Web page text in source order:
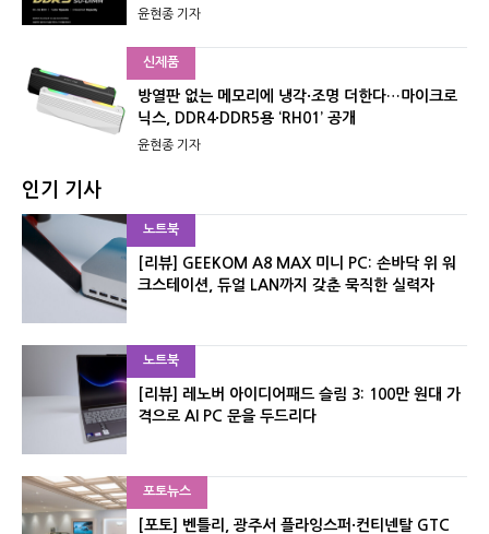
윤현종 기자
신제품
방열판 없는 메모리에 냉각·조명 더한다…마이크로
닉스, DDR4·DDR5용 ‘RH01’ 공개
윤현종 기자
인기 기사
노트북
[리뷰] GEEKOM A8 MAX 미니 PC: 손바닥 위 워
크스테이션, 듀얼 LAN까지 갖춘 묵직한 실력자
노트북
[리뷰] 레노버 아이디어패드 슬림 3: 100만 원대 가
격으로 AI PC 문을 두드리다
포토뉴스
[포토] 벤틀리, 광주서 플라잉스퍼·컨티넨탈 GTC